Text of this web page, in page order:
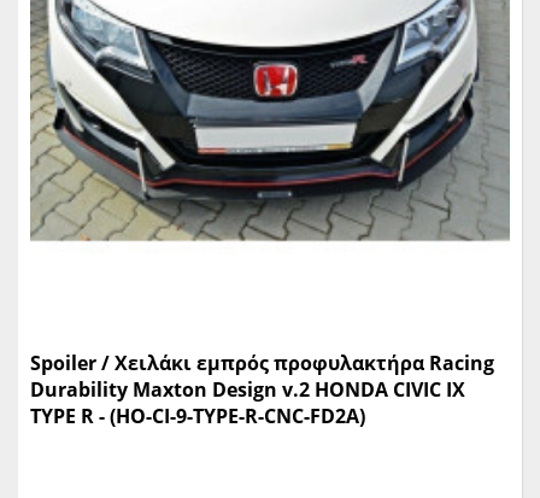
Spoiler / Χειλάκι εμπρός προφυλακτήρα Racing
Durability Maxton Design v.2 HONDA CIVIC IX
TYPE R - (HO-CI-9-TYPE-R-CNC-FD2A)